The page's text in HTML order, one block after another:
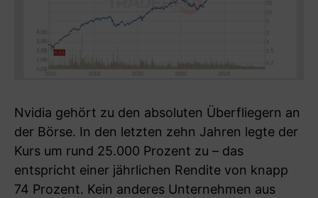
Nvidia gehört zu den absoluten Überfliegern an
der Börse. In den letzten zehn Jahren legte der
Kurs um rund 25.000 Prozent zu – das
entspricht einer jährlichen Rendite von knapp
74 Prozent. Kein anderes Unternehmen aus